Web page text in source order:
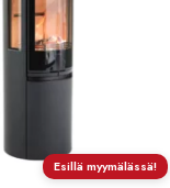
Esillä myymälässä!